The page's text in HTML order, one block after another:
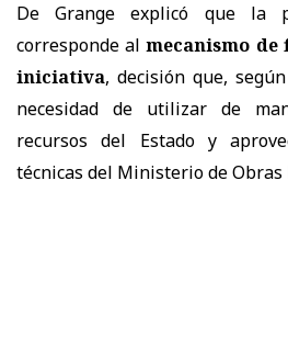
De Grange explicó que la
corresponde almecanismo
iniciativa, decisión que,
necesidad de utilizar de
recursos del Estado y
técnicas del Ministerio de Obras